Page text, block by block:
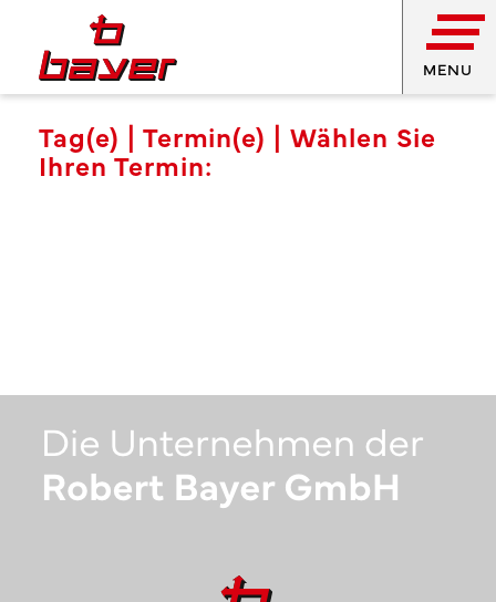
MENU
Tag(e) | Termin(e) | Wählen Sie
Ihren Termin: